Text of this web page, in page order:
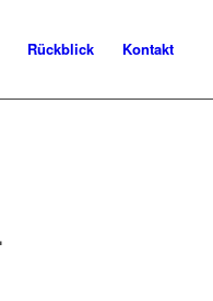
Rückblick Kontakt